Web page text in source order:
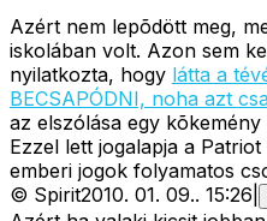
Azért nem lepõdött meg,
iskolában volt. Azon sem
nyilatkozta, hogy látta a
BECSAPÓDNI, noha azt
az elszólása egy
Ezzel lett jogalapja a
emberi jogok folyamatos
© Spirit2010. 01. 09.. 15:26